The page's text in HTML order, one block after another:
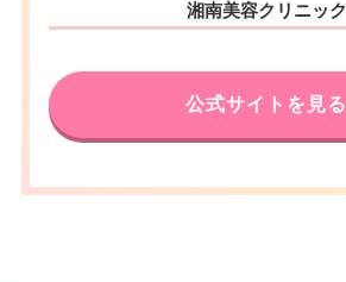
湘南美容クリニック
公式サイトを見る